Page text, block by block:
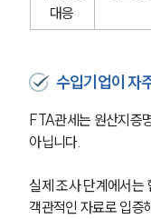
대응
수입기업이 자
FTA관세는 원산지증
아닙니다.
실제 조사 단계에서는
객관적인 자료로 입증